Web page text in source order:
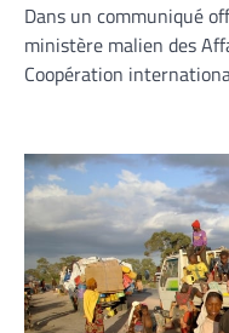
Dans un communiqué
ministère malien des
Coopération